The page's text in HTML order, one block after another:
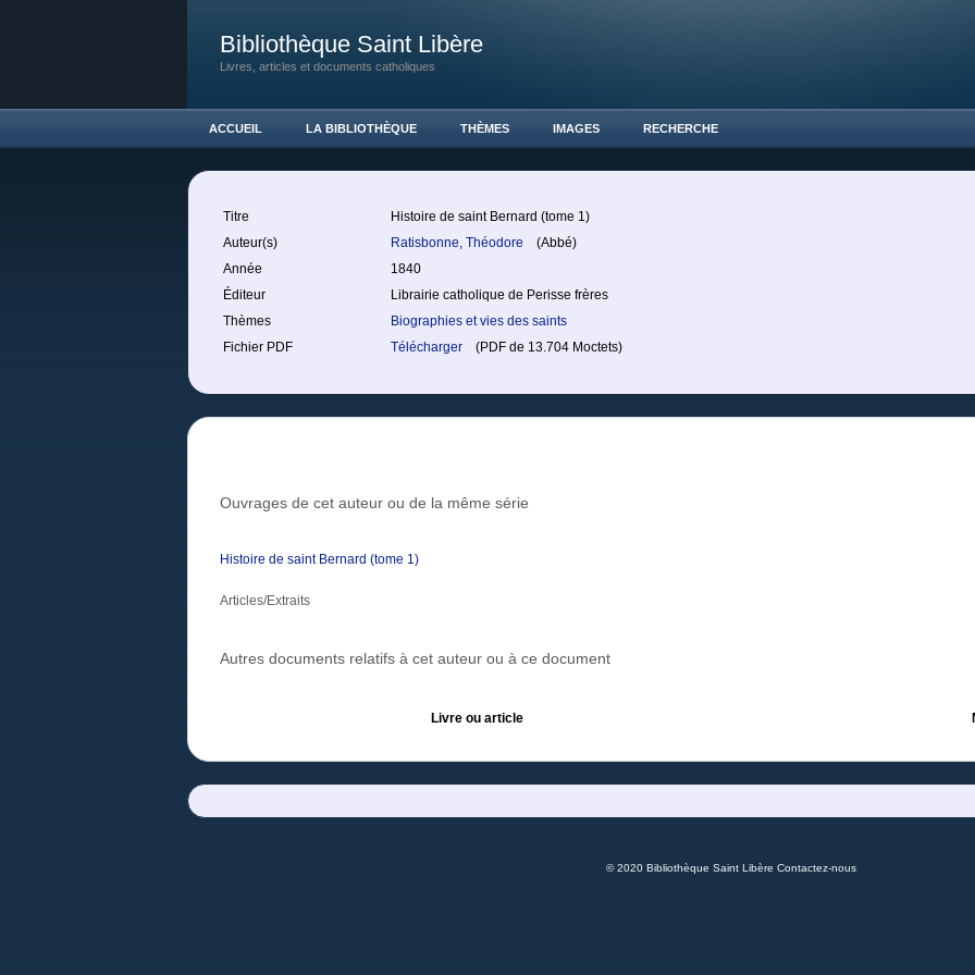
Bibliothèque Saint Libère
Livres, articles et documents catholiques
ACCUEIL LA BIBLIOTHÈQUE THÈMES IMAGES RECHERCHE
Titre
Histoire de saint Bernard (tome 1)
Auteur(s)
Ratisbonne, Théodore
(Abbé)
Année
1840
Éditeur
Librairie catholique de Perisse frères
Thèmes
Biographies et vies des saints
Fichier PDF
Télécharger (PDF de 13.704 Moctets)
Ouvrages de cet auteur ou de la même série
Histoire de saint Bernard (tome 1)
Articles/Extraits
Autres documents relatifs à cet auteur ou à ce document
Livre ou article
© 2020 Bibliothèque Saint Libère Contactez-nous